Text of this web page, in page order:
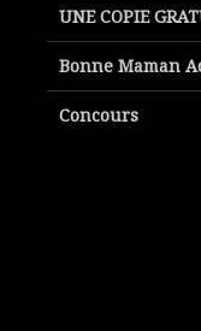
UNE COPIE
Bonne Maman
Concours